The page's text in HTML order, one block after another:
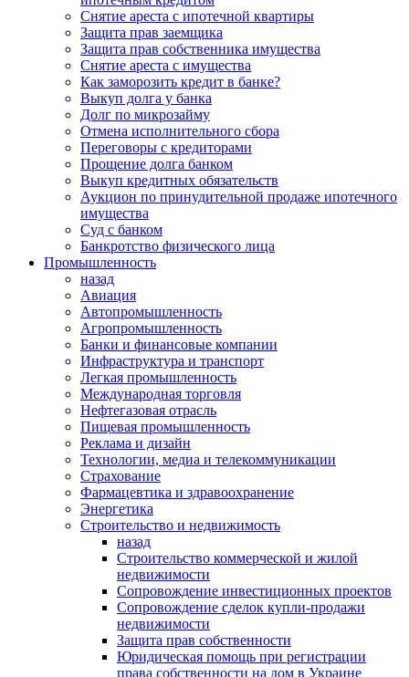
Снятие ареста с ипотечной квартиры
Защита прав заемщика
Защита прав собственника имущества
Снятие ареста с имущества
Как заморозить кредит в банке?
Выкуп долга у банка
Долг по микрозайму
Отмена исполнительного сбора
Переговоры с кредиторами
Прощение долга банком
Выкуп кредитных обязательств
Аукцион по принудительной продаже ипотечного
имущества
Суд с банком
Банкротство физического лица
Промышленность
назад
Авиация
Автопромышленность
Агропромышленность
Банки и финансовые компании
Инфраструктура и транспорт
Легкая промышленность
Международная торговля
Нефтегазовая отрасль
Пищевая промышленность
Реклама и дизайн
Технологии, медиа и телекоммуникации
Страхование
Фармацевтика и здравоохранение
Энергетика
Строительство и недвижимость
назад
Строительство коммерческой и жилой
недвижимости
Сопровождение инвестиционных проектов
Сопровождение сделок купли-продажи
недвижимости
Защита прав собственности
Юридическая помощь при регистрации
права собственности на дом в Украине